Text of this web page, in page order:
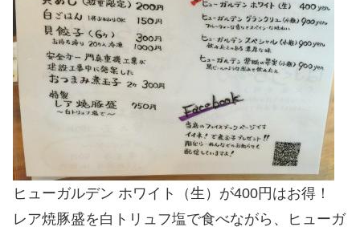
ヒューガルデン ホワイト（生）が400円はお得！
レア焼豚盛を白トリュフ塩で食べながら、ヒューガ